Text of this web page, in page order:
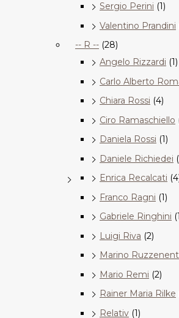
Sergio Perini (1)
Valentino Prandini
-- R -- (28)
Angelo Rizzardi (1)
Carlo Alberto
Chiara Rossi (4)
Ciro Ramaschiello
Daniela Rossi (1)
Daniele Richiedei
Enrica Recalcati
Franco Ragni (1)
Gabriele Ringhini
Luigi Riva (2)
Marino
Mario Remi (2)
Rainer Maria Rilke
Relativ (1)